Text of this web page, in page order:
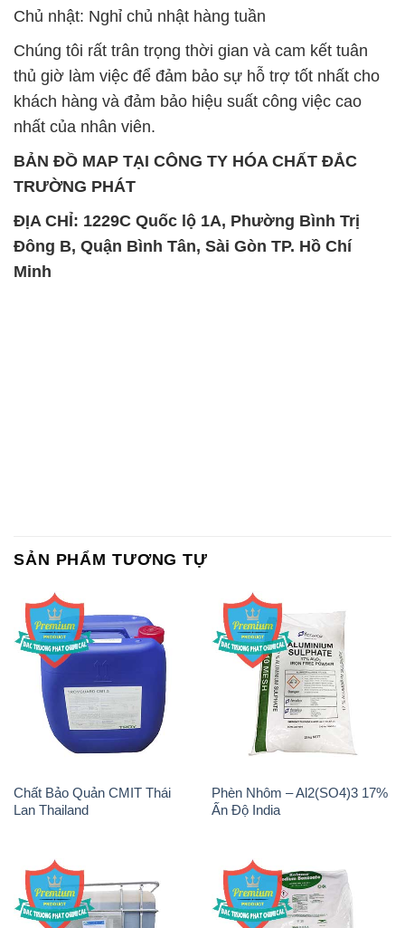
Chủ nhật: Nghỉ chủ nhật hàng tuần
Chúng tôi rất trân trọng thời gian và cam kết tuân
thủ giờ làm việc để đảm bảo sự hỗ trợ tốt nhất cho
khách hàng và đảm bảo hiệu suất công việc cao
nhất của nhân viên.
BẢN ĐỒ MAP TẠI CÔNG TY HÓA CHẤT ĐẮC
TRƯỜNG PHÁT
ĐỊA CHỈ: 1229C Quốc lộ 1A, Phường Bình Trị
Đông B, Quận Bình Tân, Sài Gòn TP. Hồ Chí
Minh
SẢN PHẨM TƯƠNG TỰ
Chất Bảo Quản CMIT Thái
Lan Thailand
Phèn Nhôm – Al2(SO4)3 17%
Ấn Độ India